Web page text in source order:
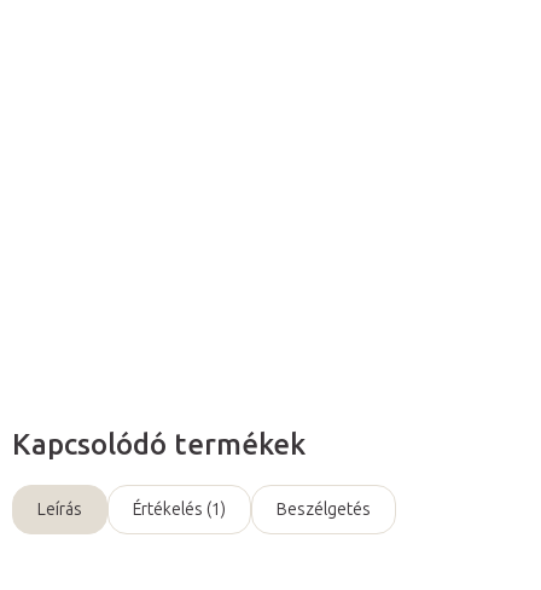
Kapcsolódó termékek
Leírás Értékelés (1) Beszélgetés